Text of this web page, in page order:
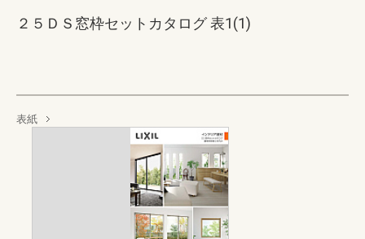
２５ＤＳ窓枠セットカタログ 表1(1)
表紙